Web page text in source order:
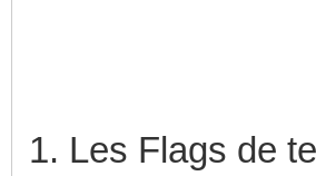
Les Flags de